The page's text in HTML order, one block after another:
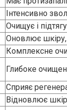
Очищує і
Оновлює шкіру,
Комплексне
Глибоке
Сприяє
Відновлює
Відновлення